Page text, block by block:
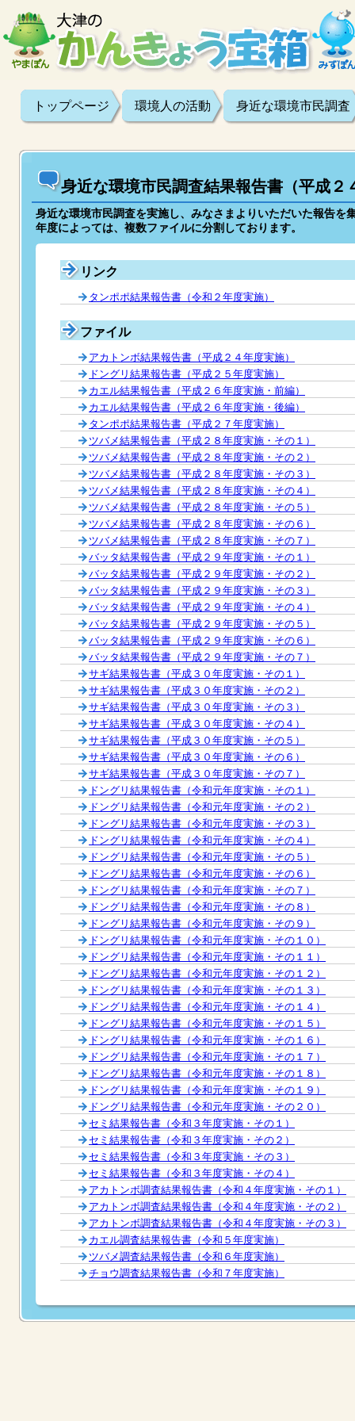
トップページ 環境人の活動 身近な環境市民調査
身近な環境市民調査結果報告書（平成２
身近な環境市民調査を実施し、みなさまよりいただいた報告を
年度によっては、複数ファイルに分割しております。
リンク
タンポポ結果報告書（令和２年度実施）
ファイル
アカトンボ結果報告書（平成２４年度実施）
ドングリ結果報告書（平成２５年度実施）
カエル結果報告書（平成２６年度実施・前編）
カエル結果報告書（平成２６年度実施・後編）
タンポポ結果報告書（平成２７年度実施）
ツバメ結果報告書（平成２８年度実施・その１）
ツバメ結果報告書（平成２８年度実施・その２）
ツバメ結果報告書（平成２８年度実施・その３）
ツバメ結果報告書（平成２８年度実施・その４）
ツバメ結果報告書（平成２８年度実施・その５）
ツバメ結果報告書（平成２８年度実施・その６）
ツバメ結果報告書（平成２８年度実施・その７）
バッタ結果報告書（平成２９年度実施・その１）
バッタ結果報告書（平成２９年度実施・その２）
バッタ結果報告書（平成２９年度実施・その３）
バッタ結果報告書（平成２９年度実施・その４）
バッタ結果報告書（平成２９年度実施・その５）
バッタ結果報告書（平成２９年度実施・その６）
バッタ結果報告書（平成２９年度実施・その７）
サギ結果報告書（平成３０年度実施・その１）
サギ結果報告書（平成３０年度実施・その２）
サギ結果報告書（平成３０年度実施・その３）
サギ結果報告書（平成３０年度実施・その４）
サギ結果報告書（平成３０年度実施・その５）
サギ結果報告書（平成３０年度実施・その６）
サギ結果報告書（平成３０年度実施・その７）
ドングリ結果報告書（令和元年度実施・その１）
ドングリ結果報告書（令和元年度実施・その２）
ドングリ結果報告書（令和元年度実施・その３）
ドングリ結果報告書（令和元年度実施・その４）
ドングリ結果報告書（令和元年度実施・その５）
ドングリ結果報告書（令和元年度実施・その６）
ドングリ結果報告書（令和元年度実施・その７）
ドングリ結果報告書（令和元年度実施・その８）
ドングリ結果報告書（令和元年度実施・その９）
ドングリ結果報告書（令和元年度実施・その１０）
ドングリ結果報告書（令和元年度実施・その１１）
ドングリ結果報告書（令和元年度実施・その１２）
ドングリ結果報告書（令和元年度実施・その１３）
ドングリ結果報告書（令和元年度実施・その１４）
ドングリ結果報告書（令和元年度実施・その１５）
ドングリ結果報告書（令和元年度実施・その１６）
ドングリ結果報告書（令和元年度実施・その１７）
ドングリ結果報告書（令和元年度実施・その１８）
ドングリ結果報告書（令和元年度実施・その１９）
ドングリ結果報告書（令和元年度実施・その２０）
セミ結果報告書（令和３年度実施・その１）
セミ結果報告書（令和３年度実施・その２）
セミ結果報告書（令和３年度実施・その３）
セミ結果報告書（令和３年度実施・その４）
アカトンボ調査結果報告書（令和４年度実施・その１）
アカトンボ調査結果報告書（令和４年度実施・その２）
アカトンボ調査結果報告書（令和４年度実施・その３）
カエル調査結果報告書（令和５年度実施）
ツバメ調査結果報告書（令和６年度実施）
チョウ調査結果報告書（令和７年度実施）